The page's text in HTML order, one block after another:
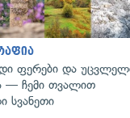
ფერები და
— ჩემი თვალით
სვანეთი